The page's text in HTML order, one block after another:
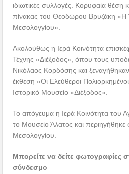
ιδιωτικές συλλογές. Κορυφαία θέση
πίνακας του Θεοδώρου Βρυζάκη «Η
Μεσολογγίου».
Ακολούθως η Ιερά Κοινότητα
Τέχνης «Διέξοδος», όπου τους
Νικόλαος Κορδόσης και ξεναγήθηκαν
έκθεση «Οι Ελεύθεροι
Ιστορικό Μουσείο «Διέξοδος».
Το απόγευμα η Ιερά Κοινότητα του
το Μουσείο Άλατος και
Μεσολογγίου.
Μπορείτε να δείτε φωτογραφίες
σύνδεσμο